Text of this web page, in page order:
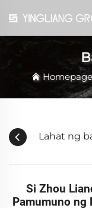
Homepage
Lahat ng
Si Zhou
Pamumuno ng